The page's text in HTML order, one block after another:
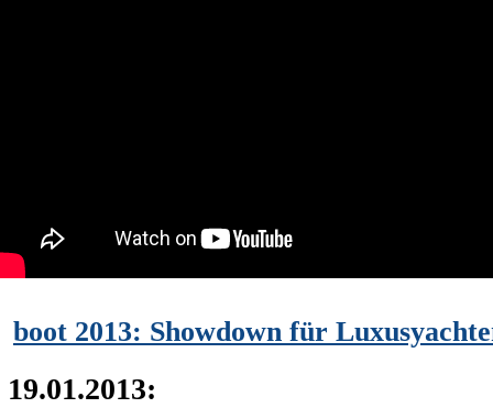
boot 2013: Showdown für
19.01.2013: